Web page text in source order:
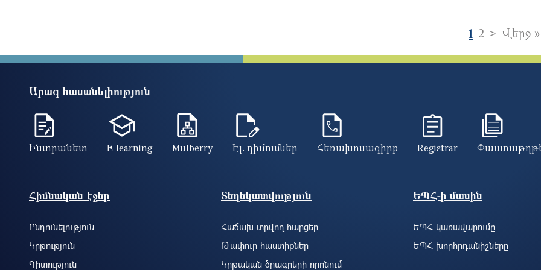
1 2 > Next page
Վերջ »
Արագ հասանելիություն
Ինտրանետ E-learning Mulberry Էլ. դիմումներ Հեռախոսագիրք Registrar
Footer site information
Հիմնական էջեր
Ընդունելություն
Կրթություն
Գիտություն
Տեղեկատվություն
Հաճախ տրվող հարցեր
Թափուր հաստիքներ
Կրթական ծրագրերի որոնում
ԵՊՀ-ի մասին
ԵՊՀ կառավարումը
ԵՊՀ խորհրդանիշները